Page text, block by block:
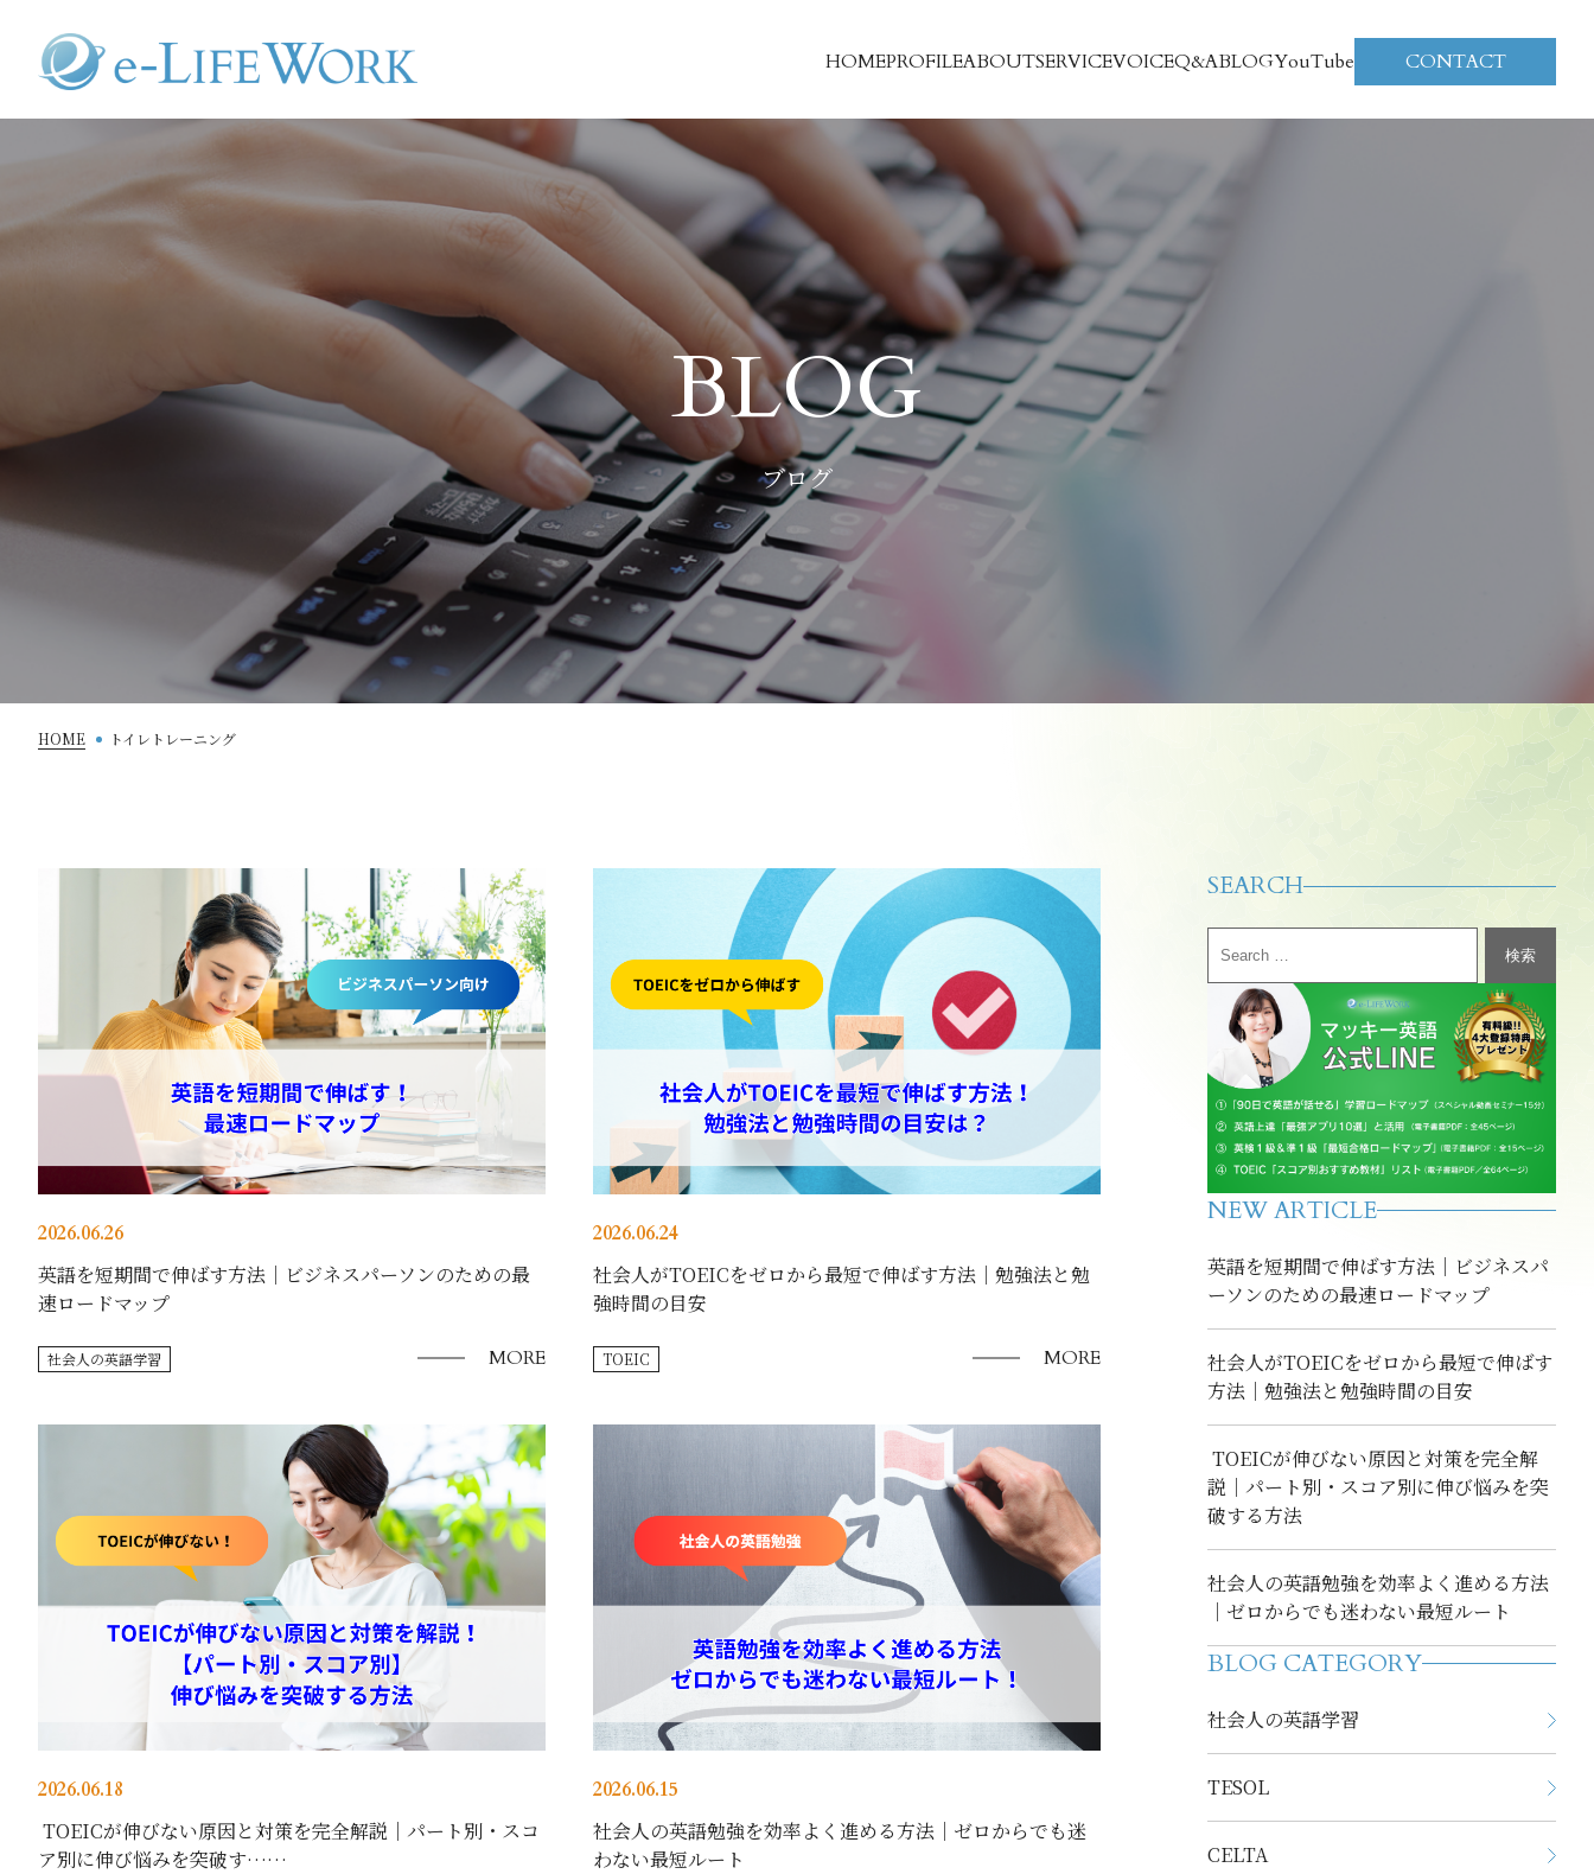
HOMEPROFILEABOUTSERVICEVOICEQ&ABLOGYouTube CONTACT
BLOG
ブログ
HOME トイレトレーニング
2026.06.26
英語を短期間で伸ばす方法｜ビジネスパーソンのための最
速ロードマップ
社会人の英語学習 MORE
2026.06.24
社会人がTOEICをゼロから最短で伸ばす方法｜勉強法と勉
強時間の目安
TOEIC MORE
2026.06.18
TOEICが伸びない原因と対策を完全解説｜パート別・スコ
ア別に伸び悩みを突破す……
2026.06.15
社会人の英語勉強を効率よく進める方法｜ゼロからでも迷
わない最短ルート
SEARCH
NEW ARTICLE
英語を短期間で伸ばす方法｜ビジネスパ
ーソンのための最速ロードマップ
社会人がTOEICをゼロから最短で伸ばす
方法｜勉強法と勉強時間の目安
TOEICが伸びない原因と対策を完全解
説｜パート別・スコア別に伸び悩みを突
破する方法
社会人の英語勉強を効率よく進める方法
｜ゼロからでも迷わない最短ルート
BLOG CATEGORY
社会人の英語学習
TESOL
CELTA